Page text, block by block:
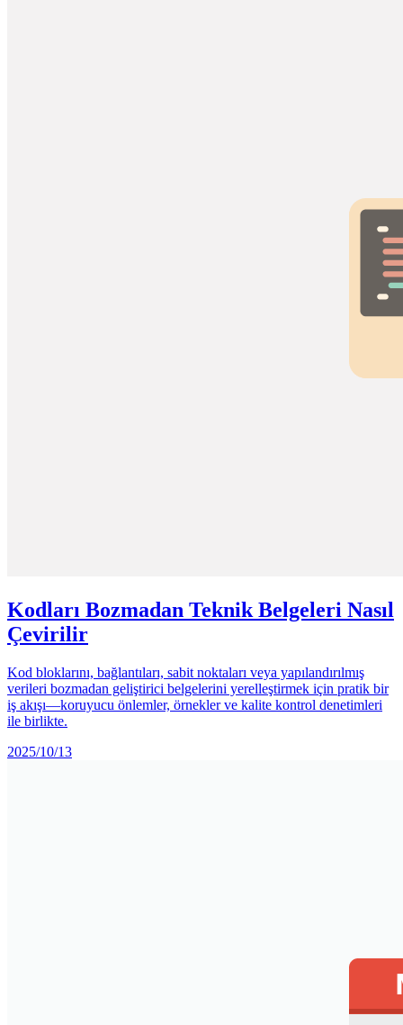
Kodları Bozmadan Teknik Belgeleri Nasıl
Çevirilir
Kod bloklarını, bağlantıları, sabit noktaları veya yapılandırılmış
verileri bozmadan geliştirici belgelerini yerelleştirmek için pratik bir
iş akışı—koruyucu önlemler, örnekler ve kalite kontrol denetimleri
ile birlikte.
2025/10/13